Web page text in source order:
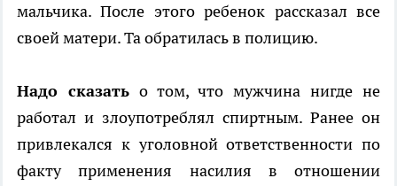
мальчика. После этого ребенок рассказал все
своей матери. Та обратилась в полицию.
Надо сказатьо том, что мужчина нигде не
работал и злоупотреблял спиртным. Ранее он
привлекался к уголовной ответственности по
факту применения насилия в отношении